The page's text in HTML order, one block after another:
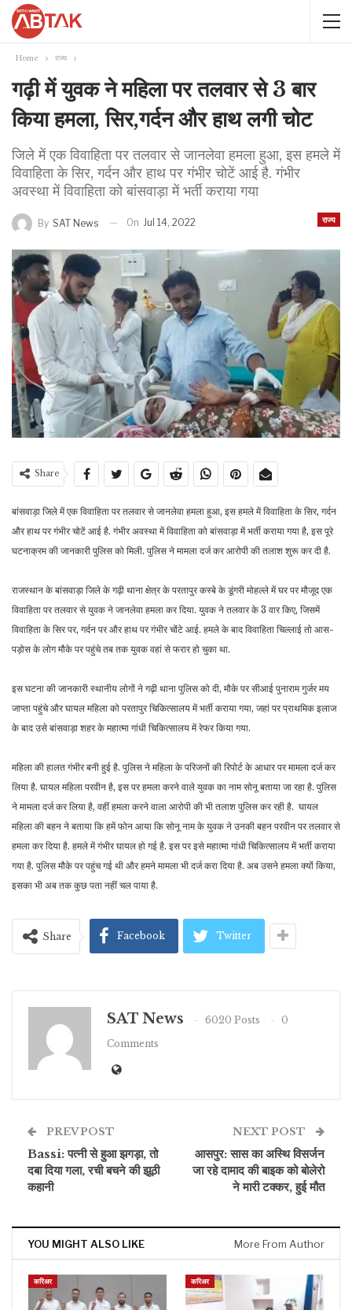
Home राज्य
गढ़ी में युवक ने महिला पर तलवार से 3 बार
किया हमला, सिर,गर्दन और हाथ लगी चोट
जिले में एक विवाहिता पर तलवार से जानलेवा हमला हुआ, इस हमले में
विवाहिता के सिर, गर्दन और हाथ पर गंभीर चोटें आई है. गंभीर
अवस्था में विवाहिता को बांसवाड़ा में भर्ती कराया गया
राज्य
By SAT News On Jul 14, 2022
Share
बांसवाड़ा जिले में एक विवाहिता पर तलवार से जानलेवा हमला हुआ, इस हमले में विवाहिता के सिर, गर्दन
और हाथ पर गंभीर चोटें आई है. गंभीर अवस्था में विवाहिता को बांसवाड़ा में भर्ती कराया गया है, इस पूरे
घटनाक्रम की जानकारी पुलिस को मिली. पुलिस ने मामला दर्ज कर आरोपी की तलाश शुरू कर दी है.
राजस्थान के बांसवाड़ा जिले के गढ़ी थाना क्षेत्र के परतापुर कस्बे के डूंगरी मोहल्ले में घर पर मौजूद एक
विवाहिता पर तलवार से युवक ने जानलेवा हमला कर दिया. युवक ने तलवार के 3 वार किए, जिसमें
विवाहिता के सिर पर, गर्दन पर और हाथ पर गंभीर चोंटे आई. हमले के बाद विवाहिता चिल्लाई तो आस-
पड़ोस के लोग मौके पर पहुंचे तब तक युवक वहां से फरार हो चुका था.
इस घटना की जानकारी स्थानीय लोगों ने गढ़ी थाना पुलिस को दी, मौके पर सीआई पुनाराम गुर्जर मय
जाप्ता पहुंचे और घायल महिला को परतापुर चिकित्सालय में भर्ती कराया गया, जहां पर प्राथमिक इलाज
के बाद उसे बांसवाड़ा शहर के महात्मा गांधी चिकित्सालय में रेफर किया गया.
महिला की हालत गंभीर बनी हुई है. पुलिस ने महिला के परिजनों की रिपोर्ट के आधार पर मामला दर्ज कर
लिया है. घायल महिला परवीन है, इस पर हमला करने वाले युवक का नाम सोनू बताया जा रहा है. पुलिस
ने मामला दर्ज कर लिया है, वहीं हमला करने वाला आरोपी की भी तलाश पुलिस कर रही है. घायल
महिला की बहन ने बताया कि हमें फोन आया कि सोनू नाम के युवक ने उनकी बहन परवीन पर तलवार से
हमला कर दिया है. हमले में गंभीर घायल हो गई है. इस पर इसे महात्मा गांधी चिकित्सालय में भर्ती कराया
गया है. पुलिस मौके पर पहुंच गई थी और हमने मामला भी दर्ज करा दिया है. अब उसने हमला क्यों किया,
इसका भी अब तक कुछ पता नहीं चल पाया है.
Share Facebook Twitter
SAT News 6020 Posts
0
Comments
PREV POST
Bassi: पत्नी से हुआ झगड़ा, तो
दबा दिया गला, रची बचने की झूठी
कहानी
NEXT POST
आसपुर: सास का अस्थि विसर्जन
जा रहे दामाद की बाइक को बोलेरो
ने मारी टक्कर, हुई मौत
YOU MIGHT ALSO LIKE More From Author
करिअर करिअर